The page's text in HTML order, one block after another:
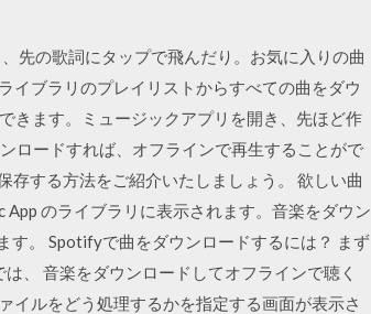
先の歌詞にタップで飛んだり。お気に入りの曲
イブラリのプレイリストからすべての曲をダウ
きます。ミュージックアプリを開き、先ほど作
ロードすれば、オフラインで再生することがで
存する方法をご紹介いたしましょう。 欲しい曲
のライブラリに表示されます。音楽をダウン
す。 Spotifyで曲をダウンロードするには？ まず
、 音楽をダウンロードしてオフラインで聴く
イルをどう処理するかを指定する画面が表示さ